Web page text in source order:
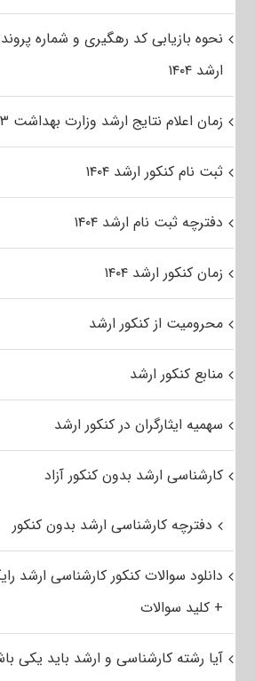
نحوه بازیابی کد رهگیری و شماره
ارشد ۱۴۰۴
زمان اعلام نتایج ارشد وزارت بهداشت ۱۴۰۳
ثبت نام کنکور ارشد ۱۴۰۴
دفترچه ثبت نام ارشد ۱۴۰۴
زمان کنکور ارشد ۱۴۰۴
محرومیت از کنکور ارشد
منابع کنکور ارشد
سهمیه ایثارگران در کنکور ارشد
کارشناسی ارشد بدون کنکور آزاد
دفترچه کارشناسی ارشد بدون کنکور
دانلود سوالات کنکور کارشناسی ارشد
+ کلید سوالات
آیا رشته کارشناسی و ارشد باید یکی